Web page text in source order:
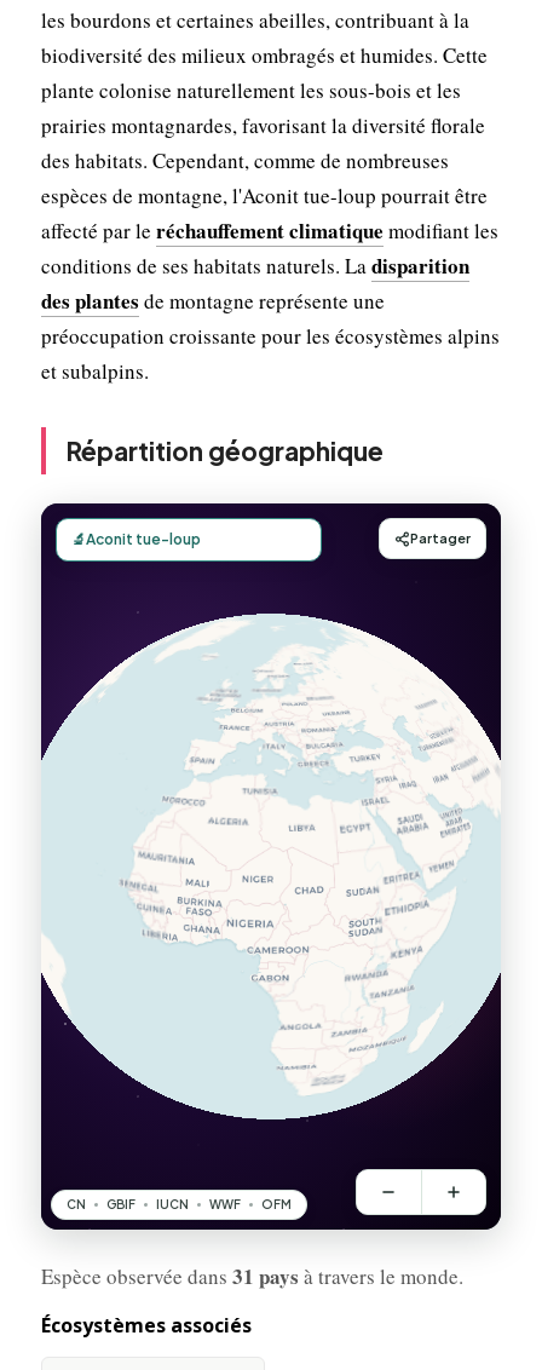
les bourdons et certaines abeilles, contribuant à la
biodiversité des milieux ombragés et humides. Cette
plante colonise naturellement les sous-bois et les
prairies montagnardes, favorisant la diversité florale
des habitats. Cependant, comme de nombreuses
espèces de montagne, l'Aconit tue-loup pourrait être
affecté par le réchauffement climatique modifiant les
conditions de ses habitats naturels. Ladisparition
des plantes de montagne représente une
préoccupation croissante pour les écosystèmes alpins
et subalpins.
Répartition géographique
Espèce observée dans 31 pays à travers le monde.
Écosystèmes associés